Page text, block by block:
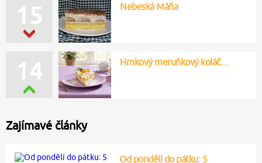
15 Nebeská Máňa
14 Hrnkový meruňkový koláč…
Zajímavé články
Od pondělí do pátku: 5